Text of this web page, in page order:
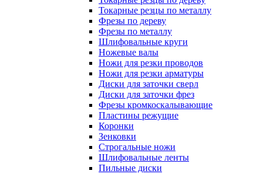
Токарные резцы по металлу
Фрезы по дереву
Фрезы по металлу
Шлифовальные круги
Ножевые валы
Ножи для резки проводов
Ножи для резки арматуры
Диски для заточки сверл
Диски для заточки фрез
Фрезы кромкоскалывающие
Пластины режущие
Коронки
Зенковки
Строгальные ножи
Шлифовальные ленты
Пильные диски